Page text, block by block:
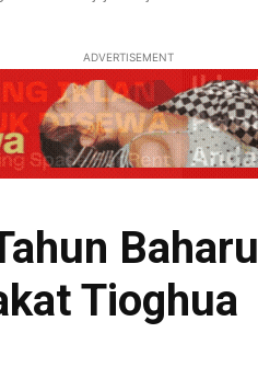
ADVERTISEMENT
Baharu
Tioghua